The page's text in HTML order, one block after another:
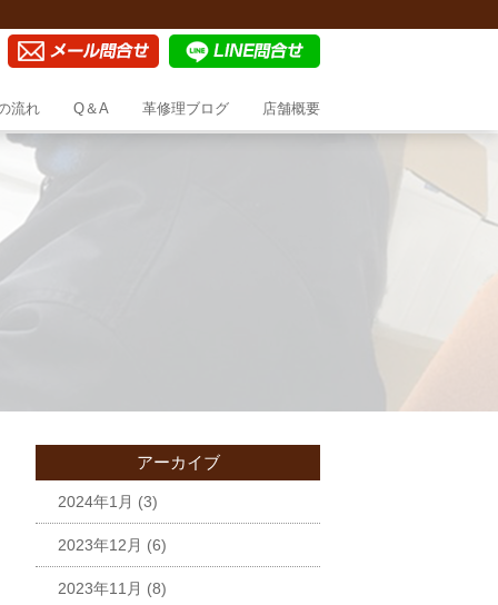
流れ Q＆A 革修理ブログ 店舗概要
アーカイブ
2024年1月 (3)
2023年12月 (6)
2023年11月 (8)